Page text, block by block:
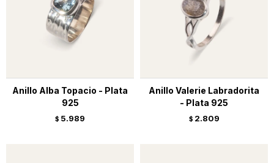
Anillo Alba Topacio - Plata
925
$ 5.989
Anillo Valerie Labradorita
- Plata 925
$ 2.809